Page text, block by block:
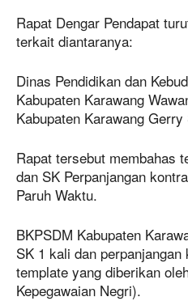
Rapat Dengar Pendapat
terkait diantaranya:
Dinas Pendidikan dan
Kabupaten Karawang
Kabupaten Karawang Gerry
Rapat tersebut membahas
dan SK Perpanjangan
Paruh Waktu.
BKPSDM Kabupaten
SK 1 kali dan
template yang diberikan
Kepegawaian Negri).